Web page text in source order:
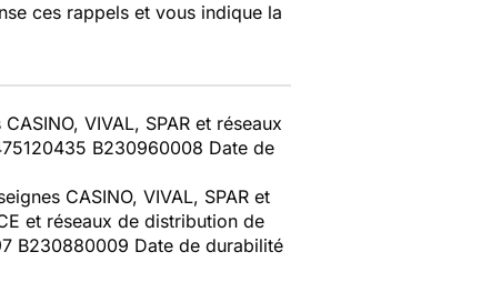
ces rappels et vous indique la
VIVAL, SPAR et réseaux
B230960008 Date de
CASINO, VIVAL, SPAR et
et réseaux de distribution de
B230880009 Date de durabilité